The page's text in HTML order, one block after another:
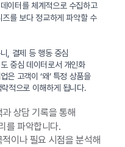
이터를 체계적으로 수집하고
를 보다 정교하게 파악할 수
, 결제 등 행동 중심
중심 데이터로서 개인화
은 고객이 ‘왜’ 특정 상품을
적으로 이해하게 됩니다.
상담 기록을 통해
를 파악합니다.
이나 필요 시점을 분석해